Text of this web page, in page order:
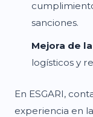
sanciones.
Mejora de
logísticos y
En ESGARI,
experiencia en